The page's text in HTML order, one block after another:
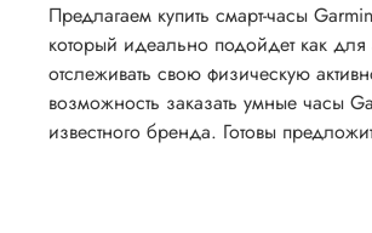
Предлагаем купить смарт-часы
который идеально подойдет как
отслеживать свою физическую
возможность заказать умные часы
известного бренда. Готовы